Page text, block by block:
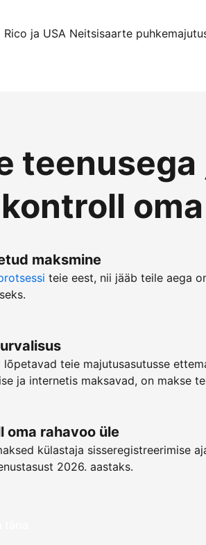
ja USA Neitsisaarte
maksmine
teie eest, nii jääb teile aega
teie majutusasutusse
ja internetis maksavad, on makse
oma rahavoo üle
külastaja sisseregistreerimise
2026. aastaks.